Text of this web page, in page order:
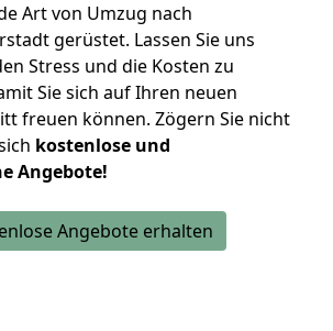
Art von Umzug nach
gerüstet. Lassen Sie uns
Stress und die Kosten zu
Sie sich auf Ihren neuen
freuen können. Zögern Sie nicht
kostenlose und
Angebote!
Angebote erhalten